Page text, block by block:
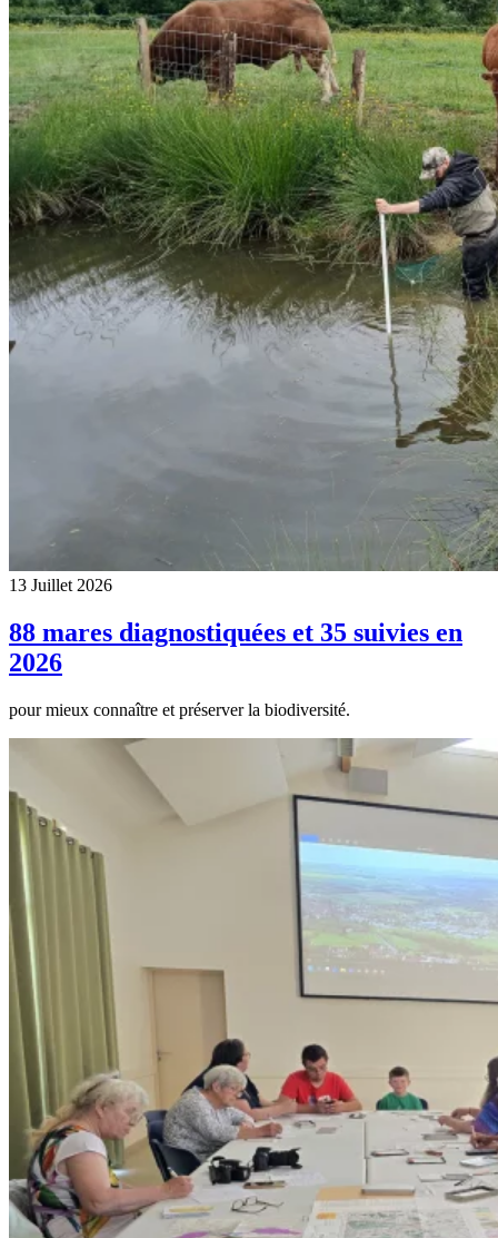
13 Juillet 2026
88 mares diagnostiquées et 35 suivies en
2026
pour mieux connaître et préserver la biodiversité.